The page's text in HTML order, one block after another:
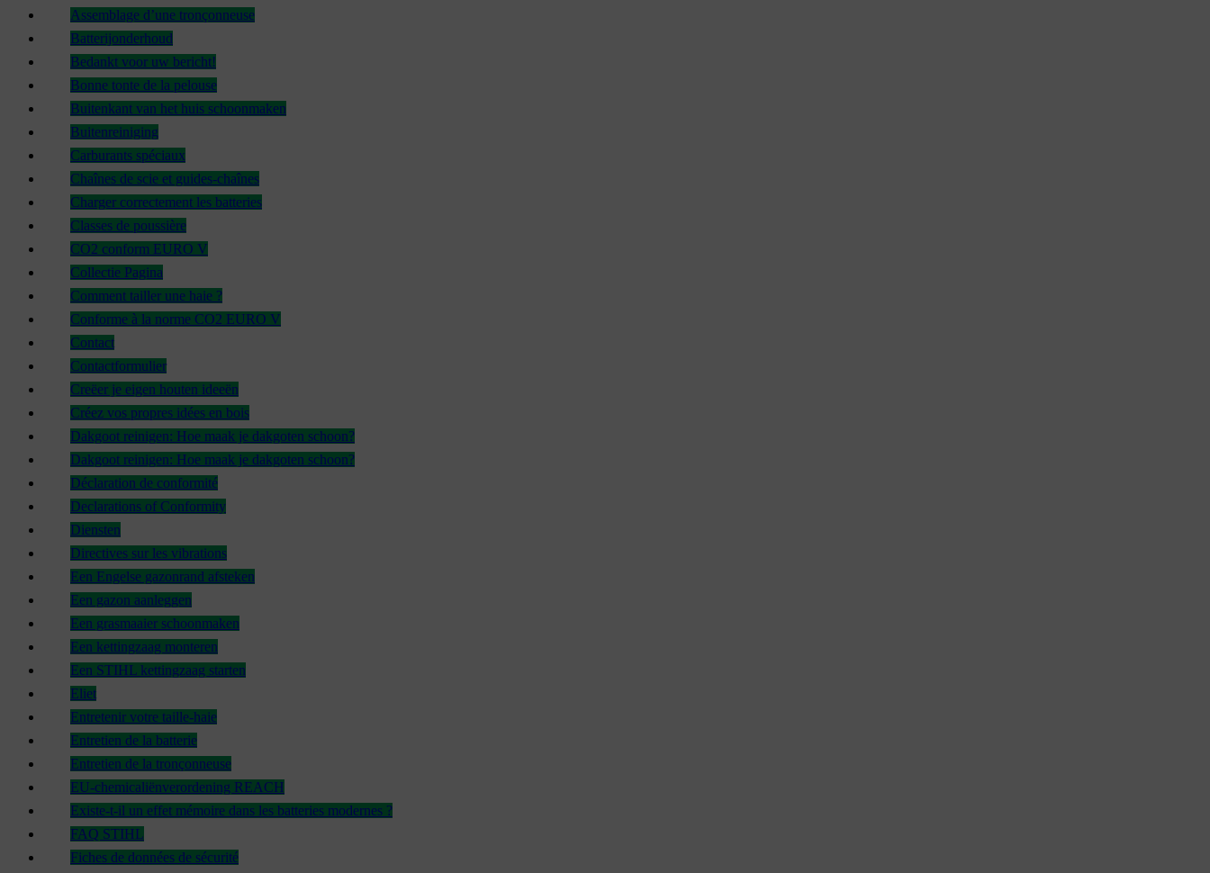
Assemblage d’une tronçonneuse
Batterijonderhoud
Bedankt voor uw bericht!
Bonne tonte de la pelouse
Buitenkant van het huis schoonmaken
Buitenreiniging
Carburants spéciaux
Chaînes de scie et guides-chaînes
Charger correctement les batteries
Classes de poussière
CO2 conform EURO V
Collectie Pagina
Comment tailler une haie ?
Conforme à la norme CO2 EURO V
Contact
Contactformulier
Creëer je eigen houten ideeën
Créez vos propres idées en bois
Dakgoot reinigen: Hoe maak je dakgoten schoon?
Dakgoot reinigen: Hoe maak je dakgoten schoon?
Déclaration de conformité
Declarations of Conformity
Diensten
Directives sur les vibrations
Een Engelse gazonrand afsteken
Een gazon aanleggen
Een grasmaaier schoonmaken
Een kettingzaag monteren
Een STIHL kettingzaag starten
Eliet
Entretenir votre taille-haie
Entretien de la batterie
Entretien de la tronçonneuse
EU-chemicaliënverordening REACH
Existe-t-il un effet mémoire dans les batteries modernes ?
FAQ STIHL
Fiches de données de sécurité